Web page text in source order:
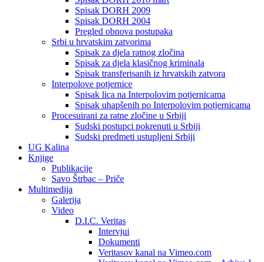
Spisak DORH 2009
Spisak DORH 2004
Pregled obnova postupaka
Srbi u hrvatskim zatvorima
Spisak za djela ratnog zločina
Spisak za djela klasičnog kriminala
Spisak transferisanih iz hrvatskih zatvora
Interpolove potjernice
Spisak lica na Interpolovim potjernicama
Spisak uhapšenih po Interpolovim potjernicama
Procesuirani za ratne zločine u Srbiji
Sudski postupci pokrenuti u Srbiji
Sudski predmeti ustupljeni Srbiji
UG Kalina
Knjige
Publikacije
Savo Štrbac – Priče
Multimedija
Galerija
Video
D.I.C. Veritas
Intervjui
Dokumenti
Veritasov kanal na Vimeo.com